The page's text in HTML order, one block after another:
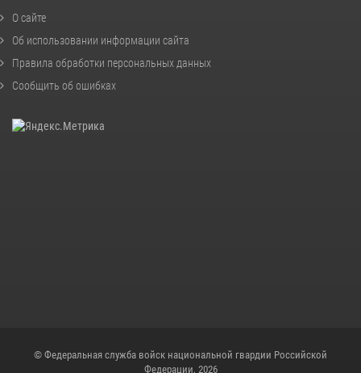
О сайте
Об использовании информации сайта
Правила обработки персональных данных
Сообщить об ошибках
© Федеральная служба войск национальной гвардии Российской
Федерации, 2026